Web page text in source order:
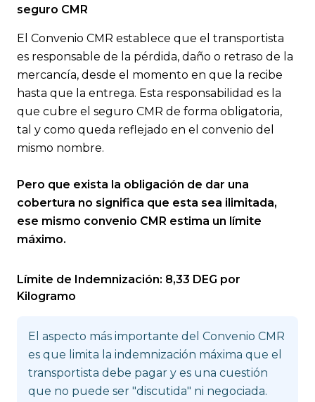
seguro CMR
El Convenio CMR establece que el transportista
es responsable de la pérdida, daño o retraso de la
mercancía, desde el momento en que la recibe
hasta que la entrega. Esta responsabilidad es la
que cubre el seguro CMR de forma obligatoria,
tal y como queda reflejado en el convenio del
mismo nombre.
Pero que exista la obligación de dar una
cobertura no significa que esta sea ilimitada,
ese mismo convenio CMR estima un límite
máximo.
Límite de Indemnización: 8,33 DEG por
Kilogramo
El aspecto más importante del Convenio CMR
es que limita la indemnización máxima que el
transportista debe pagar y es una cuestión
que no puede ser "discutida" ni negociada.